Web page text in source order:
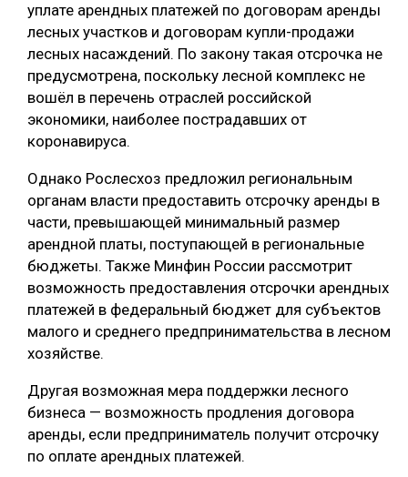
МЕБЕЛЬНОЕ ПРОИЗВОДСТВО
уплате арендных платежей по договорам аренды
лесных участков и договорам купли-продажи
лесных насаждений. По закону такая отсрочка не
предусмотрена, поскольку лесной комплекс не
вошёл в перечень отраслей российской
экономики, наиболее пострадавших от
коронавируса.
Однако Рослесхоз предложил региональным
органам власти предоставить отсрочку аренды в
части, превышающей минимальный размер
арендной платы, поступающей в региональные
бюджеты. Также Минфин России рассмотрит
возможность предоставления отсрочки арендных
платежей в федеральный бюджет для субъектов
малого и среднего предпринимательства в лесном
хозяйстве.
Другая возможная мера поддержки лесного
бизнеса — возможность продления договора
аренды, если предприниматель получит отсрочку
по оплате арендных платежей.